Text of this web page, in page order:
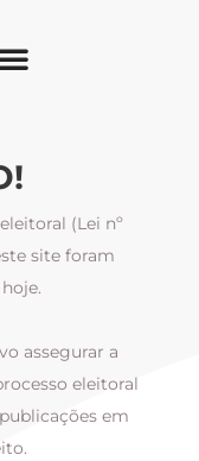
(Lei nº
site foram
assegurar a
eleitoral
em